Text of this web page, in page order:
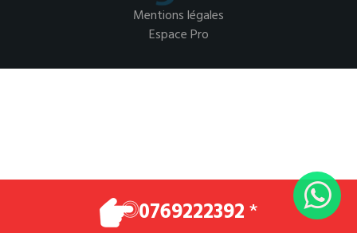
Mentions légales
Espace Pro
0769222392*